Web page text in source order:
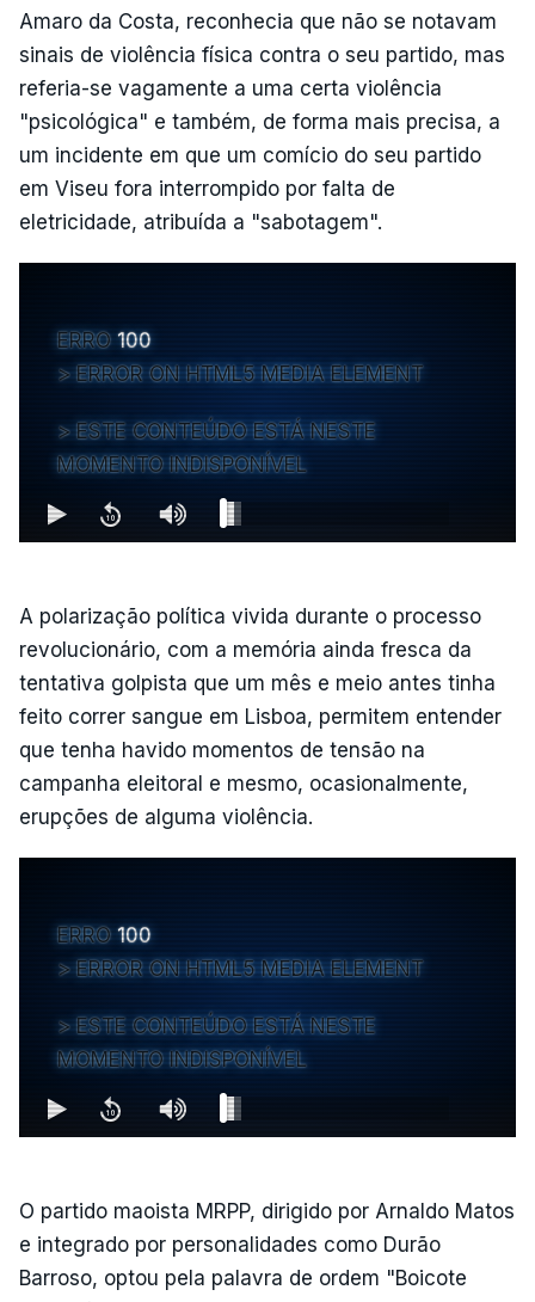
Amaro da Costa, reconhecia que não se notavam
sinais de violência física contra o seu partido, mas
referia-se vagamente a uma certa violência
"psicológica" e também, de forma mais precisa, a
um incidente em que um comício do seu partido
em Viseu fora interrompido por falta de
eletricidade, atribuída a "sabotagem".
ERRO 100
ERROR ON HTML5 MEDIA ELEMENT
ESTE CONTEÚDO ESTÁ NESTE
MOMENTO INDISPONÍVEL
A polarização política vivida durante o processo
revolucionário, com a memória ainda fresca da
tentativa golpista que um mês e meio antes tinha
feito correr sangue em Lisboa, permitem entender
que tenha havido momentos de tensão na
campanha eleitoral e mesmo, ocasionalmente,
erupções de alguma violência.
ERRO 100
ERROR ON HTML5 MEDIA ELEMENT
ESTE CONTEÚDO ESTÁ NESTE
MOMENTO INDISPONÍVEL
O partido maoista MRPP, dirigido por Arnaldo Matos
e integrado por personalidades como Durão
Barroso, optou pela palavra de ordem "Boicote